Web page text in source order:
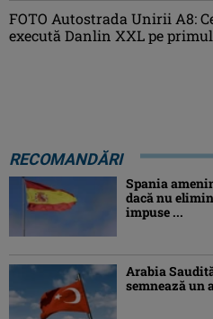
FOTO Autostrada Unirii A8:
execută Danlin XXL pe
RECOMANDĂRI
Spania
dacă nu
impuse ...
Arabia
semnează un